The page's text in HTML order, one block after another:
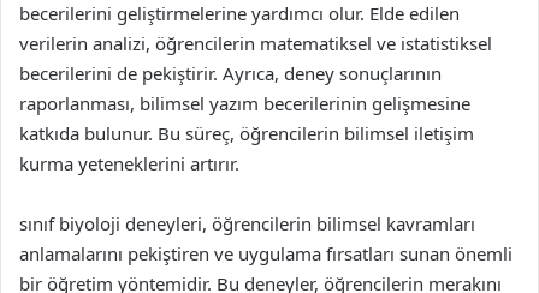
becerilerini geliştirmelerine yardımcı olur. Elde edilen
verilerin analizi, öğrencilerin matematiksel ve istatistiksel
becerilerini de pekiştirir. Ayrıca, deney sonuçlarının
raporlanması, bilimsel yazım becerilerinin gelişmesine
katkıda bulunur. Bu süreç, öğrencilerin bilimsel iletişim
kurma yeteneklerini artırır.
sınıf biyoloji deneyleri, öğrencilerin bilimsel kavramları
anlamalarını pekiştiren ve uygulama fırsatları sunan önemli
bir öğretim yöntemidir. Bu deneyler, öğrencilerin merakını